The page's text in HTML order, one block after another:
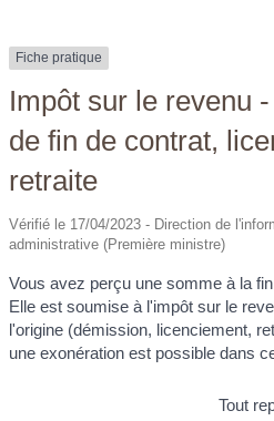
Fiche pratique
Impôt sur le revenu
de fin de contrat,
retraite
Vérifié le 17/04/2023 - Direction de
administrative (Première ministre)
Vous avez perçu une somme à la
Elle est soumise à l'impôt sur le
l'origine (démission, licenciement,
une exonération est possible dans
Tout